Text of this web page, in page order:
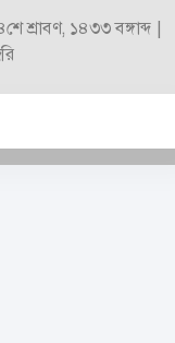
শ্রাবণ, ১৪৩৩ বঙ্গাব্দ |
এ
২০২৫